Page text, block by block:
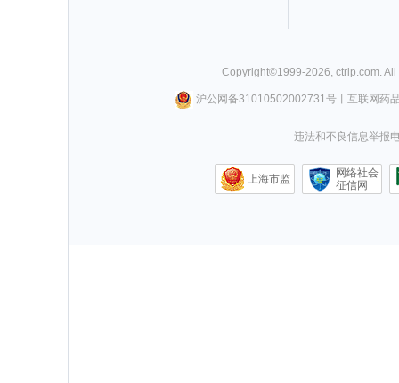
Copyright©1999-2026, ctrip.com.
沪公网备31010502002731号丨 互联网药
违法和不良信息举报
上海市监
网络社会
征信网